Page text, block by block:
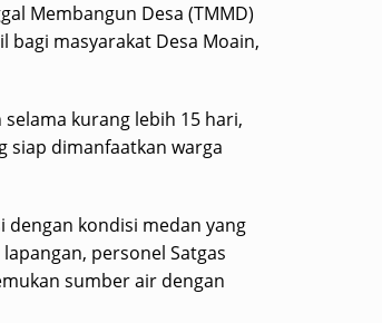
Membangun Desa (TMMD)
bagi masyarakat Desa Moain,
kurang lebih 15 hari,
siap dimanfaatkan warga
kondisi medan yang
personel Satgas
sumber air dengan